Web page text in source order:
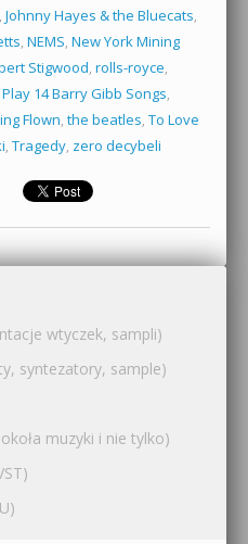
, Johnny Hayes & the Bluecats,
, NEMS, New York Mining
Stigwood, rolls-royce,
14 Barry Gibb Songs,
Flown, the beatles, To Love
, Tragedy, zero decybeli
wtyczek, sampli)
syntezatory, sample)
muzyki i nie tylko)